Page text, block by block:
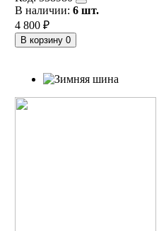
В наличии: 6 шт.
4 800 ₽
В корзину 0